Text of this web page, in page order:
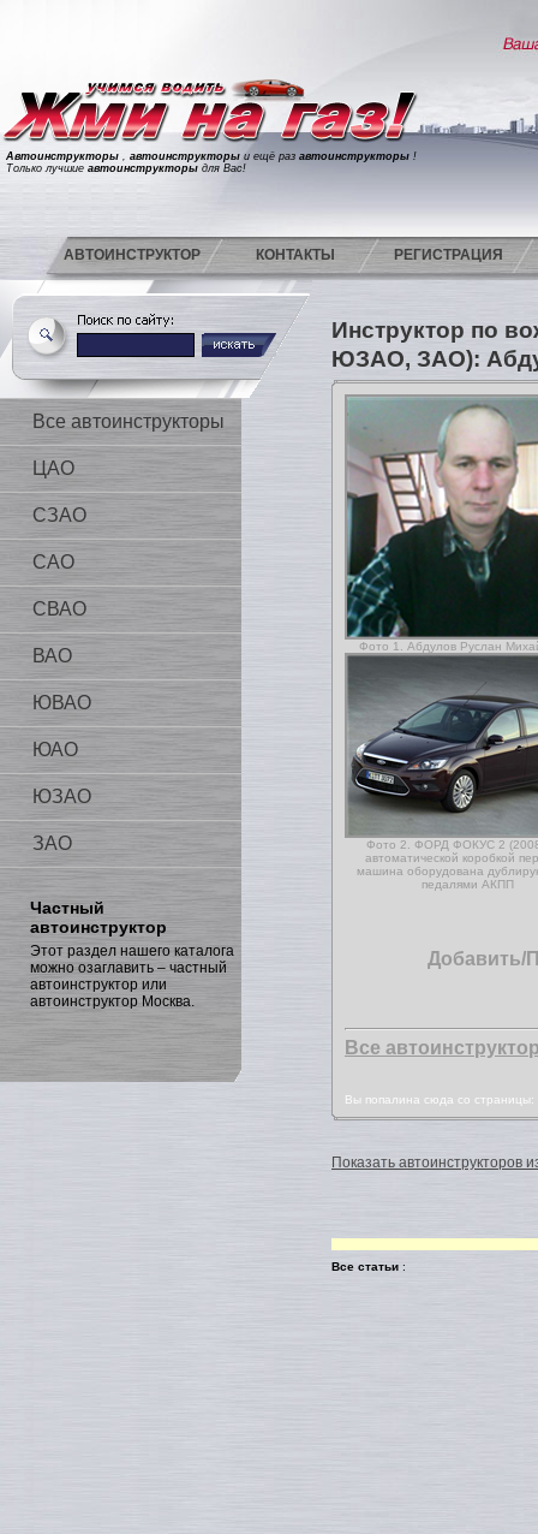
Автоинструкторы , автоинструкторы и ещё раз автоинструкторы !
Только лучшие автоинструкторы для Вас!
АВТОИНСТРУКТОР КОНТАКТЫ РЕГИСТРАЦИЯ
Все автоинструкторы
ЦАО
СЗАО
САО
СВАО
ВАО
ЮВАО
ЮАО
ЮЗАО
ЗАО
Частный
автоинструктор
Этот раздел нашего каталога
можно озаглавить – частный
автоинструктор или
автоинструктор Москва.
Инструктор по
ЮЗАО, ЗАО):
Фото 1. Абдулов Руслан
Фото 2. ФОРД ФОКУС 2
автоматической коробкой
машина оборудована
педалями АКПП
Добавить/
Все
Вы попалина сюда со
Показать автоинструкторов
Все статьи :